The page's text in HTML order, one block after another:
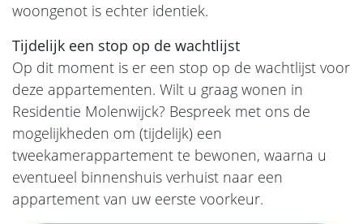
woongenot is echter identiek.
Tijdelijk een stop op de wachtlijst
Op dit moment is er een stop op de wachtlijst voor
deze appartementen. Wilt u graag wonen in
Residentie Molenwijck? Bespreek met ons de
mogelijkheden om (tijdelijk) een
tweekamerappartement te bewonen, waarna u
eventueel binnenshuis verhuist naar een
appartement van uw eerste voorkeur.